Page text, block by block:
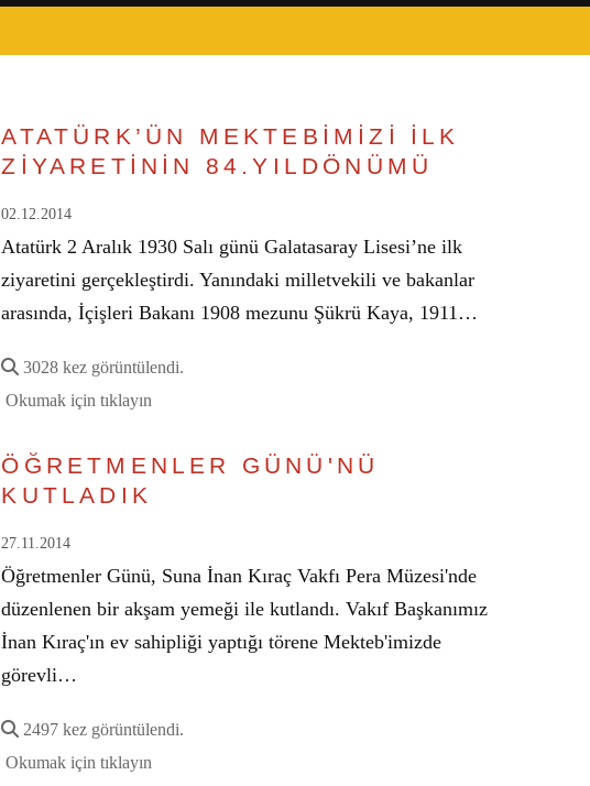
ATATÜRK’ÜN MEKTEBİMİZİ İLK
ZİYARETİNİN 84.YILDÖNÜMÜ
02.12.2014
Atatürk 2 Aralık 1930 Salı günü Galatasaray Lisesi’ne ilk
ziyaretini gerçekleştirdi. Yanındaki milletvekili ve bakanlar
arasında, İçişleri Bakanı 1908 mezunu Şükrü Kaya, 1911…
3028 kez görüntülendi.
Okumak için tıklayın
ÖĞRETMENLER GÜNÜ'NÜ
KUTLADIK
27.11.2014
Öğretmenler Günü, Suna İnan Kıraç Vakfı Pera Müzesi'nde
düzenlenen bir akşam yemeği ile kutlandı. Vakıf Başkanımız
İnan Kıraç'ın ev sahipliği yaptığı törene Mekteb'imizde
görevli…
2497 kez görüntülendi.
Okumak için tıklayın